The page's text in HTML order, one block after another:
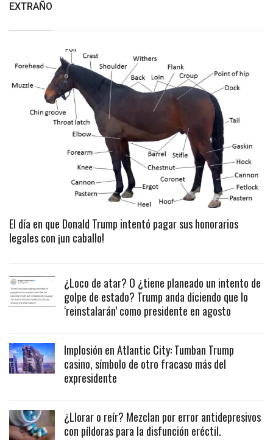
EXTRAÑO
El día en que Donald Trump intentó pagar sus honorarios
legales con ¡un caballo!
¿Loco de atar? O ¿tiene planeado un intento de
golpe de estado? Trump anda diciendo que lo
‘reinstalarán’ como presidente en agosto
Implosión en Atlantic City: Tumban Trump
casino, símbolo de otro fracaso más del
expresidente
¿Llorar o reír? Mezclan por error antidepresivos
con píldoras para la disfunción eréctil.